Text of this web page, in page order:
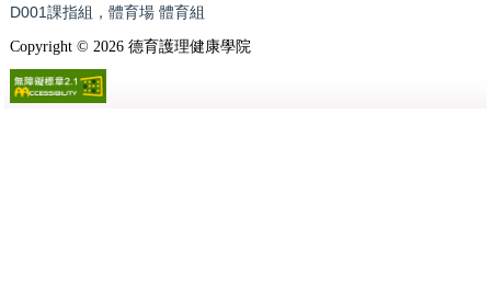
D001課指組，體育場 體育組
Copyright © 2026德育護理健康學院